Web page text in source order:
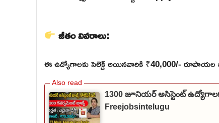
జీతం వివరాలు:
ఈ ఉద్యోగాలకు సెలెక్ట్ అయినవారికి ₹40,000/- రూపాయల
1300 జూనియర్ అసిస్టెంట్
Freejobsintelugu